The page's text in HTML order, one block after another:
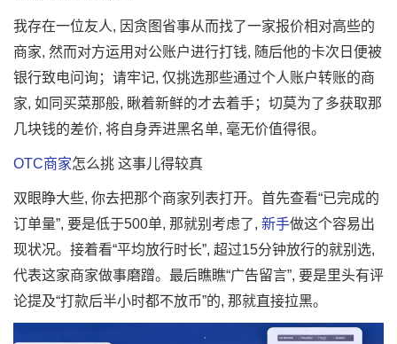
我存在一位友人, 因贪图省事从而找了一家报价相对高些的
商家, 然而对方运用对公账户进行打钱, 随后他的卡次日便被
银行致电问询；请牢记, 仅挑选那些通过个人账户转账的商
家, 如同买菜那般, 瞅着新鲜的才去着手；切莫为了多获取那
几块钱的差价, 将自身弄进黑名单, 毫无价值得很。
OTC商家怎么挑 这事儿得较真
双眼睁大些, 你去把那个商家列表打开。首先查看“已完成的
订单量”, 要是低于500单, 那就别考虑了, 新手做这个容易出
现状况。接着看“平均放行时长”, 超过15分钟放行的就别选,
代表这家商家做事磨蹭。最后瞧瞧“广告留言”, 要是里头有评
论提及“打款后半小时都不放币”的, 那就直接拉黑。